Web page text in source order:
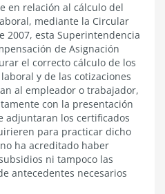
en relación al cálculo del
mediante la Circular
2007, esta Superintendencia
de Asignación
el correcto cálculo de los
y de las cotizaciones
al empleador o trabajador,
con la presentación
adjuntaran los certificados
para practicar dicho
ha acreditado haber
ni tampoco las
antecedentes necesarios